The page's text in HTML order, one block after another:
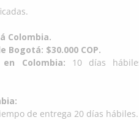
Colombia.
Bogotá: $30.000 COP.
Colombia: 10 días
de entrega 20 días hábiles.